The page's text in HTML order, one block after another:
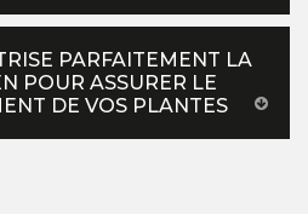
PARFAITEMENT LA
POUR ASSURER LE
DE VOS PLANTES